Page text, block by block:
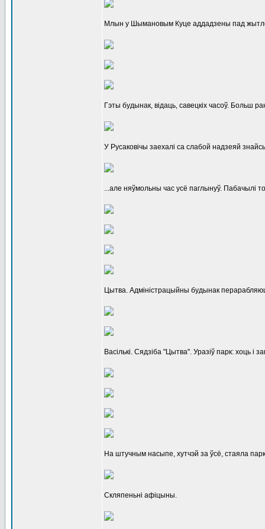
Млын у Шымановым Куце аддадзены пад
Гэты будынак, відаць, савецкіх часоў. Больш
У Русаковічы заехалі са слабой надзеяй
...але няўмольны час усё паглынуў. Пабачылі
Цытва. Адміністрацыйны будынак
Васількі. Сядзіба "Цытва". Уразіў парк: хоць
На штучным насыпе, хутчэй за ўсё, стаяла
Скляпеньні афіцыны.